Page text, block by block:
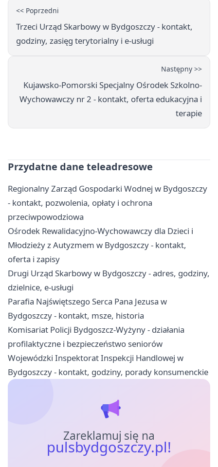
<< Poprzedni
Trzeci Urząd Skarbowy w Bydgoszczy - kontakt,
godziny, zasięg terytorialny i e-usługi
Następny >>
Kujawsko-Pomorski Specjalny Ośrodek Szkolno-
Wychowawczy nr 2 - kontakt, oferta edukacyjna i
terapie
Przydatne dane teleadresowe
Regionalny Zarząd Gospodarki Wodnej w Bydgoszczy
- kontakt, pozwolenia, opłaty i ochrona
przeciwpowodziowa
Ośrodek Rewalidacyjno-Wychowawczy dla Dzieci i
Młodzieży z Autyzmem w Bydgoszczy - kontakt,
oferta i zapisy
Drugi Urząd Skarbowy w Bydgoszczy - adres, godziny,
dzielnice, e-usługi
Parafia Najświętszego Serca Pana Jezusa w
Bydgoszczy - kontakt, msze, historia
Komisariat Policji Bydgoszcz-Wyżyny - działania
profilaktyczne i bezpieczeństwo seniorów
Wojewódzki Inspektorat Inspekcji Handlowej w
Bydgoszczy - kontakt, godziny, porady konsumenckie
Zareklamuj się na
pulsbydgoszczy.pl!